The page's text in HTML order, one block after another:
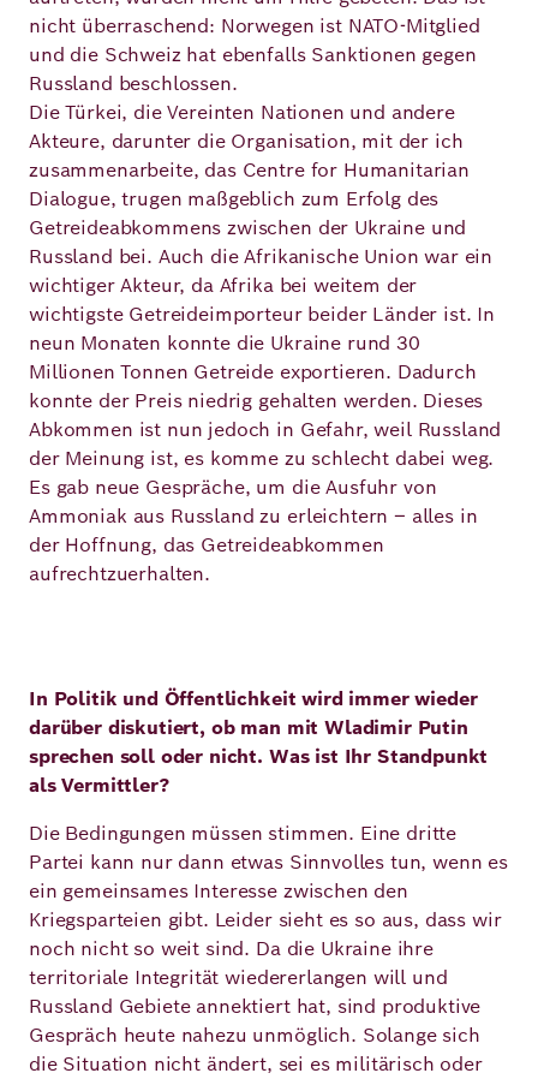
nicht überraschend: Norwegen ist NATO-Mitglied
und die Schweiz hat ebenfalls Sanktionen gegen
Russland beschlossen.
Die Türkei, die Vereinten Nationen und andere
Akteure, darunter die Organisation, mit der ich
zusammenarbeite, das Centre for Humanitarian
Dialogue, trugen maßgeblich zum Erfolg des
Getreideabkommens zwischen der Ukraine und
Russland bei. Auch die Afrikanische Union war ein
wichtiger Akteur, da Afrika bei weitem der
wichtigste Getreideimporteur beider Länder ist. In
neun Monaten konnte die Ukraine rund 30
Millionen Tonnen Getreide exportieren. Dadurch
konnte der Preis niedrig gehalten werden. Dieses
Abkommen ist nun jedoch in Gefahr, weil Russland
der Meinung ist, es komme zu schlecht dabei weg.
Es gab neue Gespräche, um die Ausfuhr von
Ammoniak aus Russland zu erleichtern – alles in
der Hoffnung, das Getreideabkommen
aufrechtzuerhalten.
In Politik und Öffentlichkeit wird immer wieder
darüber diskutiert, ob man mit Wladimir Putin
sprechen soll oder nicht. Was ist Ihr Standpunkt
als Vermittler?
Die Bedingungen müssen stimmen. Eine dritte
Partei kann nur dann etwas Sinnvolles tun, wenn es
ein gemeinsames Interesse zwischen den
Kriegsparteien gibt. Leider sieht es so aus, dass wir
noch nicht so weit sind. Da die Ukraine ihre
territoriale Integrität wiedererlangen will und
Russland Gebiete annektiert hat, sind produktive
Gespräch heute nahezu unmöglich. Solange sich
die Situation nicht ändert, sei es militärisch oder